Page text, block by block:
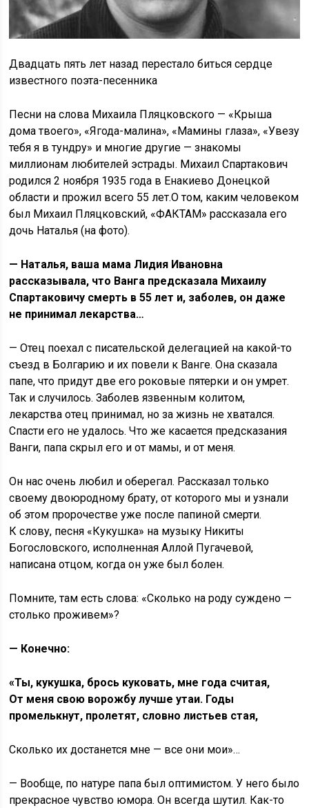
Двадцать пять лет назад перестало биться сердце
известного поэта-песенника
Песни на слова Михаила Пляцковского — «Крыша
дома твоего», «Ягода-малина», «Мамины глаза», «Увезу
тебя я в тундру» и многие другие — знакомы
миллионам любителей эстрады. Михаил Спартакович
родился 2 ноября 1935 года в Енакиево Донецкой
области и прожил всего 55 лет.О том, каким человеком
был Михаил Пляцковский, «ФАКТАМ» рассказала его
дочь Наталья (на фото).
— Наталья, ваша мама Лидия Ивановна
рассказывала, что Ванга предсказала Михаилу
Спартаковичу смерть в 55 лет и, заболев, он даже
не принимал лекарства…
— Отец поехал с писательской делегацией на какой-то
съезд в Болгарию и их повели к Ванге. Она сказала
папе, что придут две его роковые пятерки и он умрет.
Так и случилось. Заболев язвенным колитом,
лекарства отец принимал, но за жизнь не хватался.
Спасти его не удалось. Что же касается предсказания
Ванги, папа скрыл его и от мамы, и от меня.
Он нас очень любил и оберегал. Рассказал только
своему двоюродному брату, от которого мы и узнали
об этом пророчестве уже после папиной смерти.
К слову, песня «Кукушка» на музыку Никиты
Богословского, исполненная Аллой Пугачевой,
написана отцом, когда он уже был болен.
Помните, там есть слова: «Сколько на роду суждено —
столько проживем»?
— Конечно:
«Ты, кукушка, брось куковать, мне года считая,
От меня свою ворожбу лучше утаи. Годы
промелькнут, пролетят, словно листьев стая,
Сколько их достанется мне — все они мои»…
— Вообще, по натуре папа был оптимистом. У него было
прекрасное чувство юмора. Он всегда шутил. Как-то